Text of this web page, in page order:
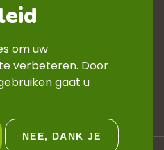
om uw
verbeteren. Door
gaat u
NEE, DANK JE